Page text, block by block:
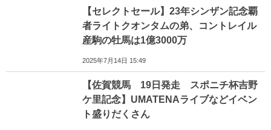
【セレクトセール】23年シンザン記念覇
者ライトクオンタムの弟、コントレイル
産駒の牡馬は1億3000万
2025年7月14日 15:49
【佐賀競馬 19日発走 スポニチ杯吉野
ケ里記念】UMATENAライブなどイベン
ト盛りだくさん